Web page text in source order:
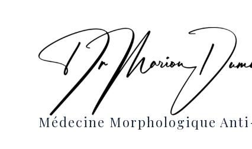
Médecine Morphologique